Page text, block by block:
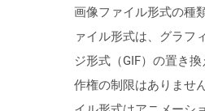
画像ファイル形式の種
ァイル形式は、グラフ
ジ形式（GIF）の置き
作権の制限はありませ